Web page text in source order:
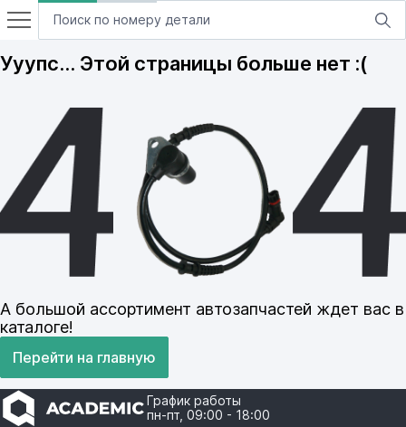
Ууупс… Этой страницы больше нет :(
А большой ассортимент автозапчастей ждет вас в
каталоге!
Перейти на главную
График работы
пн-пт, 09:00 - 18:00